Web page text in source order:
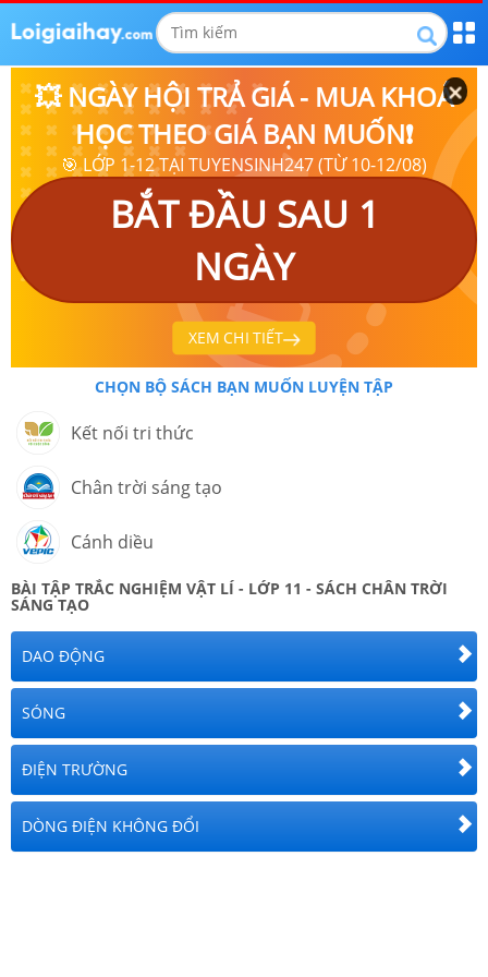
💥 NGÀY HỘI TRẢ GIÁ - MUA KHOÁ
HỌC THEO GIÁ BẠN MUỐN❗
🎯 LỚP 1-12 TẠI TUYENSINH247 (TỪ 10-12/08)
BẮT ĐẦU SAU 1
NGÀY
XEM CHI TIẾT
CHỌN BỘ SÁCH BẠN MUỐN LUYỆN TẬP
Kết nối tri thức
Chân trời sáng tạo
Cánh diều
BÀI TẬP TRẮC NGHIỆM VẬT LÍ - LỚP 11 - SÁCH CHÂN TRỜI
SÁNG TẠO
DAO ĐỘNG
SÓNG
ĐIỆN TRƯỜNG
DÒNG ĐIỆN KHÔNG ĐỔI